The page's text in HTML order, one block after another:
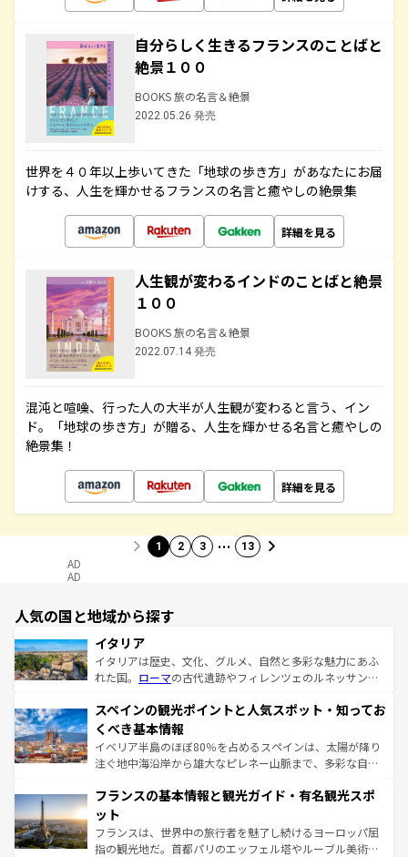
自分らしく生きるフランスのことばと
絶景１００
BOOKS 旅の名言＆絶景
2022.05.26 発売
世界を４０年以上歩いてきた「地球の歩き方」があなたにお届
けする、人生を輝かせるフランスの名言と癒やしの絶景集
詳細を見る
人生観が変わるインドのことばと絶景
１００
BOOKS 旅の名言＆絶景
2022.07.14 発売
混沌と喧噪、行った人の大半が人生観が変わると言う、イン
ド。「地球の歩き方」が贈る、人生を輝かせる名言と癒やしの
絶景集！
詳細を見る
1 2 3 … 13
AD
AD
人気の国と地域から探す
イタリア
イタリアは歴史、文化、グルメ、自然と多彩な魅力にあふ
れた国。 ローマの古代遺跡やフィレンツェのルネッサンス
ろん、トスカーナの美しい田園風景やアマルフィ海岸の絶
景など、自然景観も見逃せない。観光の合間には、本場の
ピザやパスタなど、絶品のイタリア料理を堪能することも
できる。朝目覚めてから夜眠るまで、すべての瞬間を楽し
なお、新着のイタリア情報はコンテンツ一覧を参照してほ
しい。
スペインの観光ポイントと人気スポット・知ってお
くべき基本情報
イベリア半島のほぼ80％を占めるスペインは、太陽が降り
注ぐ地中海沿岸から雄大なピレネー山脈まで、多彩な自然
文化が根付くこの国では、情熱的なフラメンコ、熱気あふ
れる闘牛、そして美味しいタパスが生活の一部となってい
る。首都マドリードの洗練された雰囲気や、バルセロナの
アートに溢れた街角から、地方では古代ローマ遺跡や中世
フランスの基本情報と観光ガイド・有名観光スポ
ット
フランスは、世界中の旅行者を魅了し続けるヨーロッパ屈
指の観光地だ。首都パリのエッフェル塔やルーブル美術館